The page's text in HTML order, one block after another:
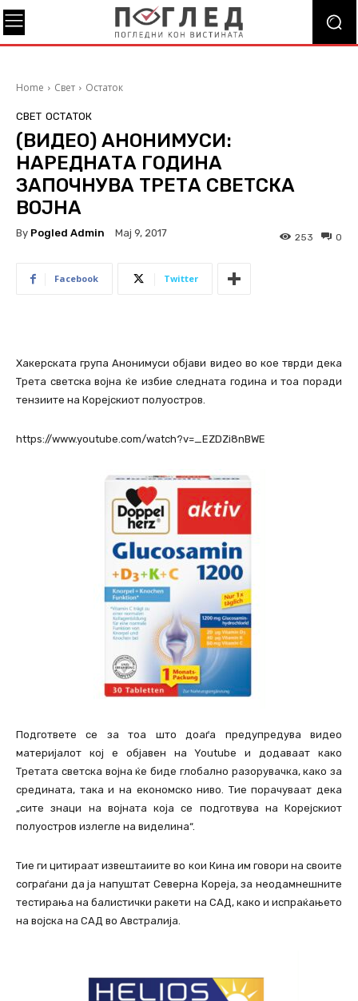
Home Свет Остаток
СВЕТ ОСТАТОК
(ВИДЕО) АНОНИМУСИ:
НАРЕДНАТА ГОДИНА
ЗАПОЧНУВА ТРЕТА СВЕТСКА
ВОЈНА
By Pogled Admin Мај 9, 2017 0
253
Facebook Twitter
Хакерската група Анонимуси објави видео во кое тврди дека
Трета светска војна ќе избие следната година и тоа поради
тензиите на Корејскиот полуостров.
https://www.youtube.com/watch?v=_EZDZi8nBWE
Подгответе се за тоа што доаѓа предупредува видео
материјалот кој е објавен на Youtube и додаваат како
Третата светска војна ќе биде глобално разорувачка, како за
средината, така и на економско ниво. Тие порачуваат дека
„сите знаци на војната која се подготвува на Корејскиот
полуостров излегле на виделина“.
Тие ги цитираат извештаиите во кои Кина им говори на своите
сограѓани да ја напуштат Северна Кореја, за неодамнешните
тестирања на балистички ракети на САД, како и испраќањето
на војска на САД во Австралија.